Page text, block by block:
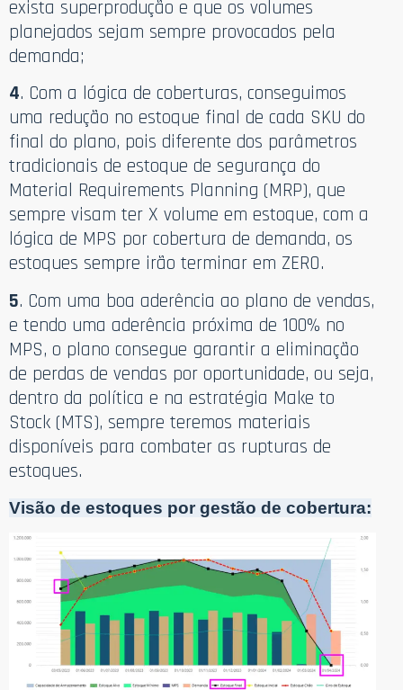
exista superprodução e que os volumes
planejados sejam sempre provocados pela
demanda;
4. Com a lógica de coberturas, conseguimos
uma redução no estoque final de cada SKU do
final do plano, pois diferente dos parâmetros
tradicionais de estoque de segurança do
Material Requirements Planning (MRP), que
sempre visam ter X volume em estoque, com a
lógica de MPS por cobertura de demanda, os
estoques sempre irão terminar em ZERO.
5. Com uma boa aderência ao plano de vendas,
e tendo uma aderência próxima de 100% no
MPS, o plano consegue garantir a eliminação
de perdas de vendas por oportunidade, ou seja,
dentro da política e na estratégia Make to
Stock (MTS), sempre teremos materiais
disponíveis para combater as rupturas de
estoques.
Visão de estoques por gestão de cobertura: